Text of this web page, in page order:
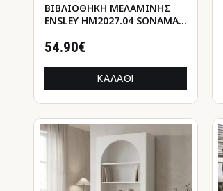
ΒΙΒΛΙΟΘΗΚΗ ΜΕΛΑΜΙΝΗΣ
ENSLEY HM2027.04 SONAMA-
54.90€
ΚΑΛΆΘΙ